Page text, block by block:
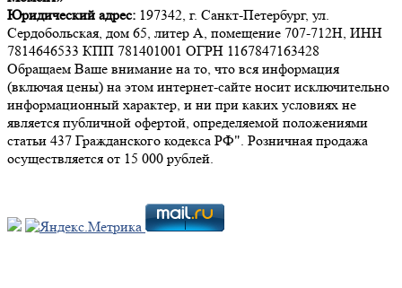
Юридический адрес: 197342, г. Санкт-Петербург, ул.
Сердобольская, дом 65, литер А, помещение 707-712Н, ИНН
7814646533 КПП 781401001 ОГРН 1167847163428
Обращаем Ваше внимание на то, что вся информация
(включая цены) на этом интернет-сайте носит исключительно
информационный характер, и ни при каких условиях не
является публичной офертой, определяемой положениями
статьи 437 Гражданского кодекса РФ". Розничная продажа
осуществляется от 15 000 рублей.